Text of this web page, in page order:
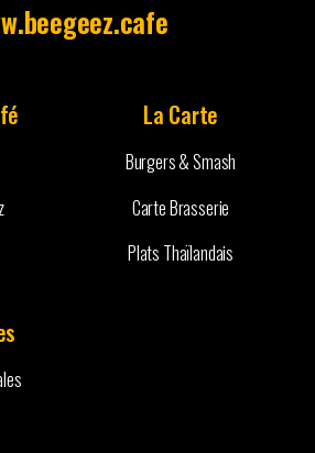
La Carte
Burgers & Smash
Carte Brasserie
Plats Thaïlandais